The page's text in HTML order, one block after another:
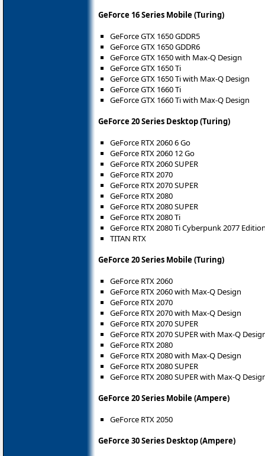
GeForce 16 Series Mobile (Turing)
GeForce GTX 1650 GDDR5
GeForce GTX 1650 GDDR6
GeForce GTX 1650 with Max-Q Design
GeForce GTX 1650 Ti
GeForce GTX 1650 Ti with Max-Q Design
GeForce GTX 1660 Ti
GeForce GTX 1660 Ti with Max-Q Design
GeForce 20 Series Desktop (Turing)
GeForce RTX 2060 6 Go
GeForce RTX 2060 12 Go
GeForce RTX 2060 SUPER
GeForce RTX 2070
GeForce RTX 2070 SUPER
GeForce RTX 2080
GeForce RTX 2080 SUPER
GeForce RTX 2080 Ti
GeForce RTX 2080 Ti Cyberpunk 2077
TITAN RTX
GeForce 20 Series Mobile (Turing)
GeForce RTX 2060
GeForce RTX 2060 with Max-Q Design
GeForce RTX 2070
GeForce RTX 2070 with Max-Q Design
GeForce RTX 2070 SUPER
GeForce RTX 2070 SUPER with Max-Q
GeForce RTX 2080
GeForce RTX 2080 with Max-Q Design
GeForce RTX 2080 SUPER
GeForce RTX 2080 SUPER with Max-Q
GeForce 20 Series Mobile (Ampere)
GeForce RTX 2050
GeForce 30 Series Desktop (Ampere)